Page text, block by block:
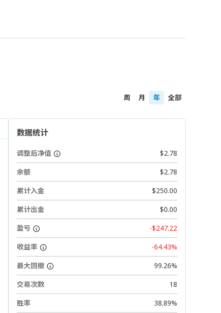
周 月 年 全部
数据统计
调整后净值
$2.78
余额
$2.78
累计入金
$250.00
累计出金
$0.00
盈亏
-$247.22
收益率
-64.43%
最大回撤
99.26%
交易次数
18
胜率
38.89%